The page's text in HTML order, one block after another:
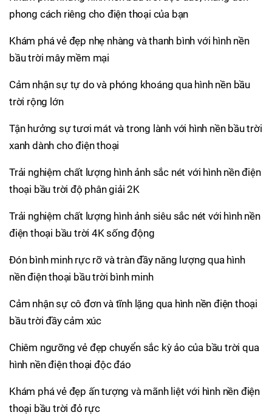
phong cách riêng cho điện thoại của bạn
Khám phá vẻ đẹp nhẹ nhàng và thanh bình với hình nền
bầu trời mây mềm mại
Cảm nhận sự tự do và phóng khoáng qua hình nền bầu
trời rộng lớn
Tận hưởng sự tươi mát và trong lành với hình nền bầu trời
xanh dành cho điện thoại
Trải nghiệm chất lượng hình ảnh sắc nét với hình nền điện
thoại bầu trời độ phân giải 2K
Trải nghiệm chất lượng hình ảnh siêu sắc nét với hình nền
điện thoại bầu trời 4K sống động
Đón bình minh rực rỡ và tràn đầy năng lượng qua hình
nền điện thoại bầu trời bình minh
Cảm nhận sự cô đơn và tĩnh lặng qua hình nền điện thoại
bầu trời đầy cảm xúc
Chiêm ngưỡng vẻ đẹp chuyển sắc kỳ ảo của bầu trời qua
hình nền điện thoại độc đáo
Khám phá vẻ đẹp ấn tượng và mãnh liệt với hình nền điện
thoại bầu trời đỏ rực